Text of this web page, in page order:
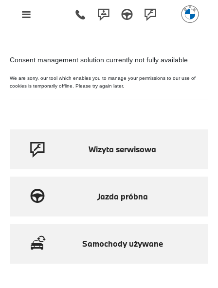
Wizyta serwisowa
Jazda próbna
Samochody używane